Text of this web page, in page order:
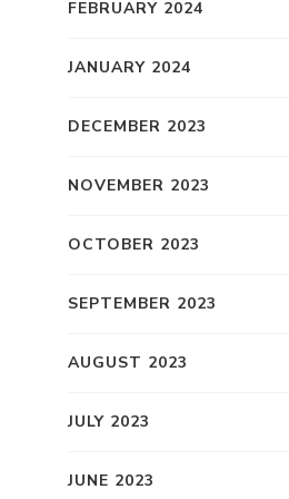
FEBRUARY 2024
JANUARY 2024
DECEMBER 2023
NOVEMBER 2023
OCTOBER 2023
SEPTEMBER 2023
AUGUST 2023
JULY 2023
JUNE 2023